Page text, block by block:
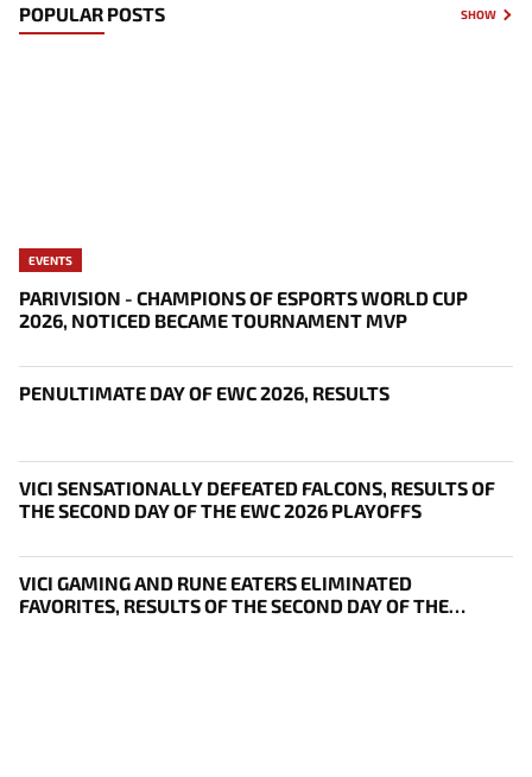
POPULAR POSTS SHOW
EVENTS
PARIVISION - CHAMPIONS OF ESPORTS WORLD CUP
2026, NOTICED BECAME TOURNAMENT MVP
PENULTIMATE DAY OF EWC 2026, RESULTS
VICI SENSATIONALLY DEFEATED FALCONS, RESULTS OF
THE SECOND DAY OF THE EWC 2026 PLAYOFFS
VICI GAMING AND RUNE EATERS ELIMINATED
FAVORITES, RESULTS OF THE SECOND DAY OF THE